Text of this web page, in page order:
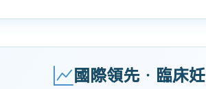
國際領先 · 臨床